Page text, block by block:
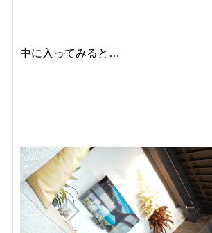
中に入ってみると…